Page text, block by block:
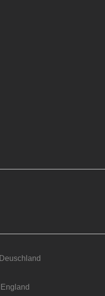
Deuschland
England